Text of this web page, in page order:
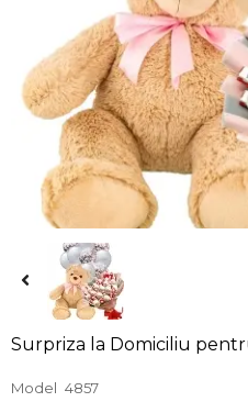
Surpriza la Domiciliu
Model 4857